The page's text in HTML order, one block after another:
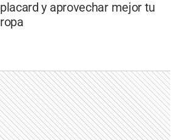
placard y aprovechar mejor tu
ropa